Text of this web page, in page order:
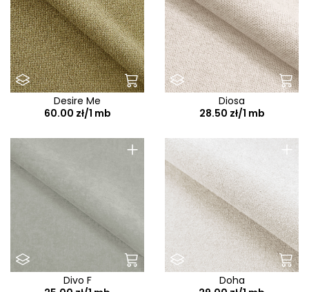
Desire Me
60.00 zł/1 mb
Diosa
28.50 zł/1 mb
+
Divo F
+
Doha